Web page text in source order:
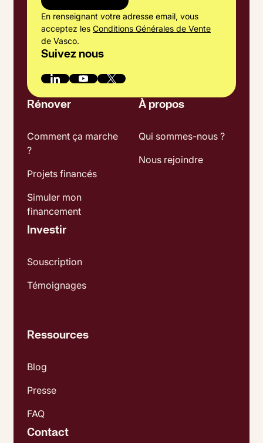
En renseignant votre adresse email, vous
acceptez les Conditions Générales de Vente
de Vasco.
Suivez nous
Rénover
Comment ça marche
?
Projets financés
Simuler mon
financement
Investir
Souscription
Témoignages
À propos
Qui sommes-nous ?
Nous rejoindre
Ressources
Blog
Presse
FAQ
Contact